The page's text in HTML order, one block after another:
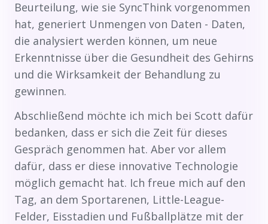
Beurteilung, wie sie SyncThink vorgenommen
hat, generiert Unmengen von Daten - Daten,
die analysiert werden können, um neue
Erkenntnisse über die Gesundheit des Gehirns
und die Wirksamkeit der Behandlung zu
gewinnen.
Abschließend möchte ich mich bei Scott dafür
bedanken, dass er sich die Zeit für dieses
Gespräch genommen hat. Aber vor allem
dafür, dass er diese innovative Technologie
möglich gemacht hat. Ich freue mich auf den
Tag, an dem Sportarenen, Little-League-
Felder, Eisstadien und Fußballplätze mit der